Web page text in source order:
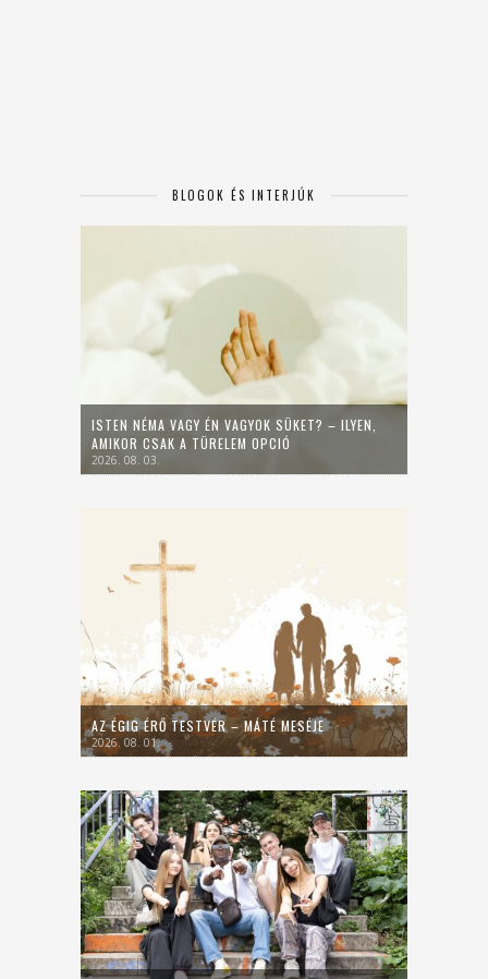
BLOGOK ÉS INTERJÚK
ISTEN NÉMA VAGY ÉN VAGYOK SÜKET? – ILYEN,
AMIKOR CSAK A TÜRELEM OPCIÓ
2026. 08. 03.
AZ ÉGIG ÉRŐ TESTVÉR – MÁTÉ MESÉJE
2026. 08. 01.